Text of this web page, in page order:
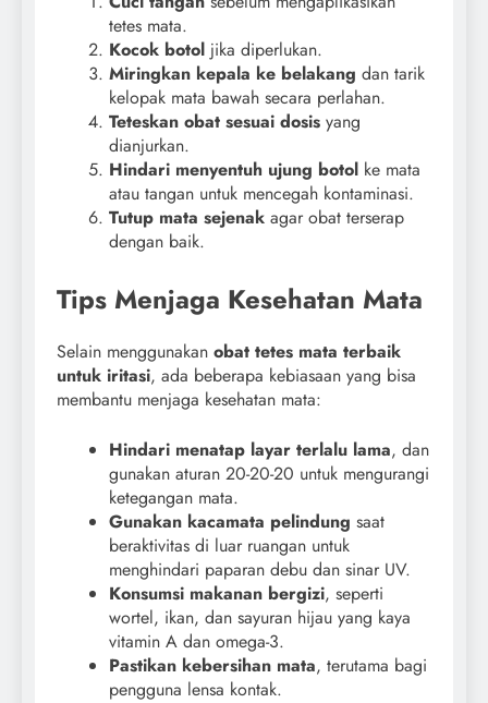
tetes mata.
Kocok botol jika diperlukan.
Miringkan kepala ke belakang dan tarik
kelopak mata bawah secara perlahan.
Teteskan obat sesuai dosis yang
dianjurkan.
Hindari menyentuh ujung botol ke mata
atau tangan untuk mencegah kontaminasi.
Tutup mata sejenak agar obat terserap
dengan baik.
Tips Menjaga Kesehatan Mata
Selain menggunakan obat tetes mata terbaik
untuk iritasi, ada beberapa kebiasaan yang bisa
membantu menjaga kesehatan mata:
Hindari menatap layar terlalu lama, dan
gunakan aturan 20-20-20 untuk mengurangi
ketegangan mata.
Gunakan kacamata pelindung saat
beraktivitas di luar ruangan untuk
menghindari paparan debu dan sinar UV.
Konsumsi makanan bergizi, seperti
wortel, ikan, dan sayuran hijau yang kaya
vitamin A dan omega-3.
Pastikan kebersihan mata, terutama bagi
pengguna lensa kontak.